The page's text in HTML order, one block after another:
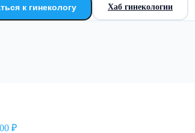
к гинекологу Хаб гинекологии
₽